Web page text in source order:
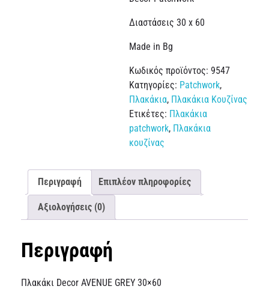
Διαστάσεις 30 x 60
Made in Bg
Κωδικός προϊόντος: 9547
Κατηγορίες: Patchwork,
Πλακάκια, Πλακάκια Κουζίνας
Ετικέτες: Πλακάκια
patchwork, Πλακάκια
κουζίνας
Περιγραφή Επιπλέον πληροφορίες
Αξιολογήσεις (0)
Περιγραφή
Πλακάκι Decor AVENUE GREY 30×60